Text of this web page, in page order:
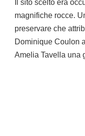
Il sito scelto era
magnifiche rocce.
preservare che
Dominique Coulon
Amelia Tavella una